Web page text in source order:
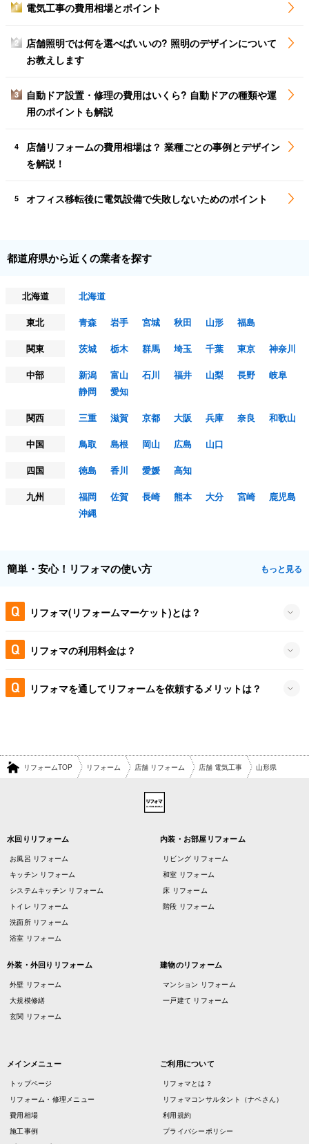
1 電気工事の費用相場とポイント
2
店舗照明では何を選べばいいの? 照明のデザインについて
お教えします
3
自動ドア設置・修理の費用はいくら? 自動ドアの種類や運
用のポイントも解説
4
店舗リフォームの費用相場は？ 業種ごとの事例とデザイン
を解説！
5 オフィス移転後に電気設備で失敗しないためのポイント
都道府県から近くの業者を探す
北海道
北海道
東北
青森 岩手 宮城 秋田 山形
福島
関東
茨城 栃木 群馬 埼玉 千葉 東京
神奈川
中部
新潟 富山 石川 福井 山梨 長野
岐阜
静岡
愛知
関西
三重 滋賀 京都 大阪 兵庫 奈良
和歌山
中国
鳥取 島根 岡山 広島
山口
四国
徳島 香川 愛媛
高知
九州
福岡 佐賀 長崎 熊本 大分 宮崎
鹿児島
沖縄
簡単・安心！リフォマの使い方 もっと見る
リフォマ(リフォームマーケット)とは？
リフォマの利用料金は？
リフォマを通してリフォームを依頼するメリットは？
リフォームTOP リフォーム 店舗 リフォーム 店舗 電気工事 山形県
水回りリフォーム
お風呂 リフォーム
キッチン リフォーム
システムキッチン リフォーム
トイレ リフォーム
洗面所 リフォーム
浴室 リフォーム
内装・お部屋リフォーム
リビング リフォーム
和室 リフォーム
床 リフォーム
階段 リフォーム
外装・外回りリフォーム
外壁 リフォーム
大規模修繕
玄関 リフォーム
建物のリフォーム
マンション リフォーム
一戸建て リフォーム
メインメニュー
トップページ
リフォーム・修理メニュー
費用相場
施工事例
ご利用について
リフォマとは？
リフォマコンサルタント（ナベさん）
利用規約
プライバシーポリシー